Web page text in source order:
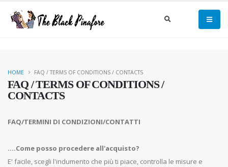
FAQ / TERMS OF CONDITIONS /
CONTACTS
HOME FAQ / TERMS OF CONDITIONS / CONTACTS
FAQ/TERMINI DI CONDIZIONI/CONTATTI
....Come posso procedere all'acquisto?
E' facile, scegli l'indumento che più ti piace, controlla le misure e